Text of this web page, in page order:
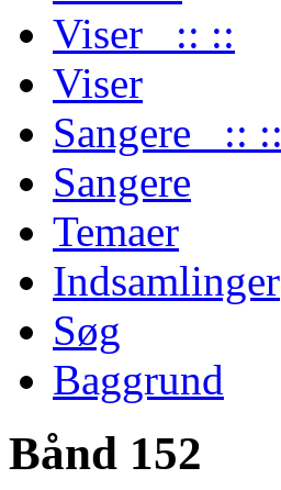
Viser :: ::
Viser
Sangere :: ::
Sangere
Temaer
Indsamlinger
Søg
Baggrund
Bånd 152